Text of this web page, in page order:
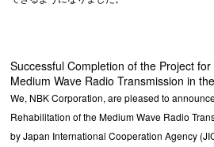
Successful Completion of the Project
Medium Wave Radio Transmission in
We, NBK Corporation, are pleased to
Rehabilitation of the Medium Wave Radio
by Japan International Cooperation Agency